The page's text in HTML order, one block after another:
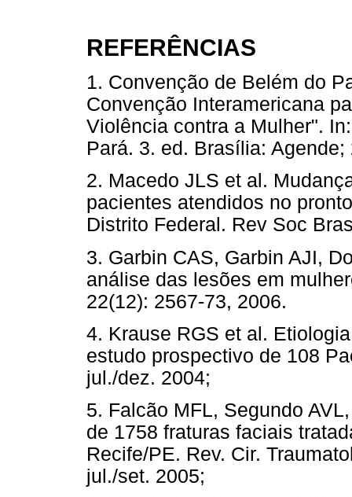
REFERÊNCIAS
1. Convenção de Belém do
Convenção Interamericana
Violência contra a Mulher".
Pará. 3. ed. Brasília:
2. Macedo JLS et al.
pacientes atendidos no
Distrito Federal. Rev Soc
3. Garbin CAS, Garbin AJI,
análise das lesões em
22(12): 2567-73, 2006.
4. Krause RGS et al.
estudo prospectivo de 108
jul./dez. 2004;
5. Falcão MFL, Segundo
de 1758 fraturas faciais
Recife/PE. Rev. Cir.
jul./set. 2005;